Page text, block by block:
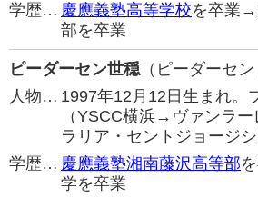
学歴… 慶應義塾高等学校を卒業→
部を卒業
ピーダーセン世穏（ピーダーセン
人物… 1997年12月12日生まれ。
（YSCC横浜→ヴァンラ
ラリア・セントジョージシ
学歴… 慶應義塾湘南藤沢高等部
学を卒業